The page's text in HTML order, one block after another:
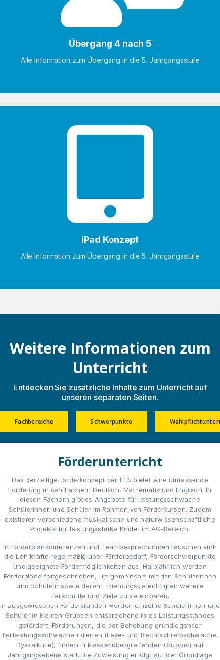
Übergang 4 nach 5
Alle Information zum Übergang in die 5. Jahrgangsstufe
iPad Konzept
Alle Information zum Übergang in die 5. Jahrgangsstufe
Weitere Informationen zum
Unterricht
Entdecken Sie zusätzliche Inhalte zum Unterricht auf
unseren separaten Seiten.
Fachbereiche Schwerpunkte
Förderunterricht
Das derzeitige Förderkonzept der LTS bietet eine umfassende
Förderung in den Fächern Deutsch, Mathematik und Englisch. In
diesen Fächern gibt es Angebote für leistungsschwache
Schülerinnen und Schüler im Rahmen von Förderkursen. Zudem
existieren verschiedene musikalische und naturwissenschaftliche
Projekte für leistungsstarke Kinder im AG-Bereich.
In Förderplankonferenzen und Teambesprechungen tauschen sich
die Lehrkräfte regelmäßig über Förderbedarf, Förderschwerpunkte
und geeignete Fördermöglichkeiten aus. Halbjährlich werden
Förderpläne fortgeschrieben, um gemeinsam mit den Schülerinnen
und Schülern sowie deren Erziehungsberechtigten weitere
Teilschritte und Ziele zu vereinbaren.
In ausgewiesenen Förderstunden werden einzelne Schülerinnen und
Schüler in kleinen Gruppen entsprechend ihres Leistungsstandes
gefördert. Förderungen, die der Behebung grundlegender
Teilleistungsschwächen dienen (Lese- und Rechtschreibschwäche,
Dyskalkulie), finden in klassenübergreifenden Gruppen auf
Jahrgangsebene statt. Die Zuweisung erfolgt auf der Grundlage